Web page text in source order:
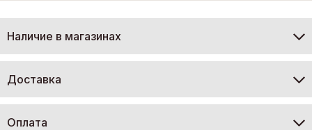
Наличие в магазинах
Доставка
Оплата